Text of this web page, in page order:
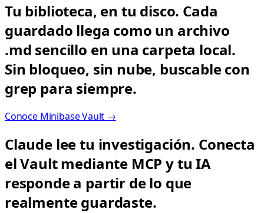
Tu biblioteca, en tu disco. Cada
guardado llega como un archivo
.md sencillo en una carpeta local.
Sin bloqueo, sin nube, buscable con
grep para siempre.
Conoce Minibase Vault →
Claude lee tu investigación. Conecta
el Vault mediante MCP y tu IA
responde a partir de lo que
realmente guardaste.